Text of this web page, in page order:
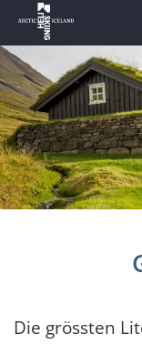
Die grössten